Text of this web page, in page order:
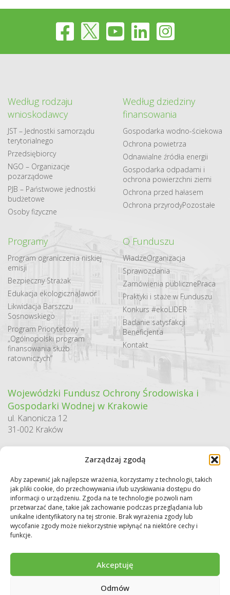
Zarządzaj zgodą
Aby zapewnić jak najlepsze wrażenia, korzystamy z technologii, takich
jak pliki cookie, do przechowywania i/lub uzyskiwania dostępu do
informacji o urządzeniu. Zgoda na te technologie pozwoli nam
przetwarzać dane, takie jak zachowanie podczas przeglądania lub
unikalne identyfikatory na tej stronie. Brak wyrażenia zgody lub
wycofanie zgody może niekorzystnie wpłynąć na niektóre cechy i
funkcje.
Akceptuję
Odmów
Według rodzaju
wnioskodawcy
JST – Jednostki samorządu
terytorialnego
Przedsiębiorcy
NGO – Organizacje
pozarządowe
PJB – Państwowe jednostki
budżetowe
Osoby fizyczne
Według dziedziny
finansowania
Gospodarka​ wodno​-ściekowa
Ochrona powietrza
Odnawialne​ źródła​ energii
Gospodarka odpadami i
ochrona powierzchni ziemi
Ochrona przed hałasem
Ochrona przyrodyPozostałe
Programy
Program ograniczenia niskiej
emisji
Bezpieczny Strażak
Edukacja ekologicznaJawor
Likwidacja Barszczu
Sosnowskiego
Program Priorytetowy –
„Ogólnopolski program
finansowania służb
ratowniczych”
O Funduszu
WładzeOrganizacja
Sprawozdania
Zamówienia publicznePraca
Praktyki i staże w Funduszu
Konkurs #ekoLIDER
Badanie satysfakcji
Beneficjenta
Kontakt
Wojewódzki Fundusz Ochrony Środowiska i
Gospodarki Wodnej w Krakowie
ul. Kanonicza 12
31-002 Kraków
Sekretariat / Dziennik podawczy
tel.: 12 422 94 90
e-mail:biuro@wfos.krakow.pl
Copyright © 2026 WFOŚiGW w Krakowie. Wszystkie prawa zastrzeżone.